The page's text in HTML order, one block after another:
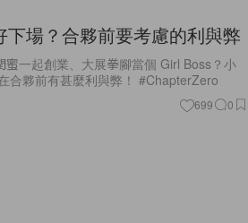
場？合夥前要考慮的利與弊
蜜一起創業、大展拳腳當個 Girl Boss？小
合夥前有甚麼利與弊！ #ChapterZero
699 0